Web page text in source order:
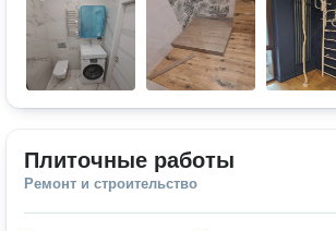
Плиточные работы
Ремонт и строительство